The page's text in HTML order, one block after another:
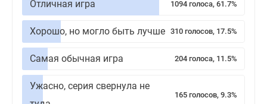
Отличная игра 1094 голоса, 61.7%
Хорошо, но могло быть лучше 310 голосов, 17.5%
Самая обычная игра 204 голоса, 11.5%
Ужасно, серия свернула не
165 голосов, 9.3%